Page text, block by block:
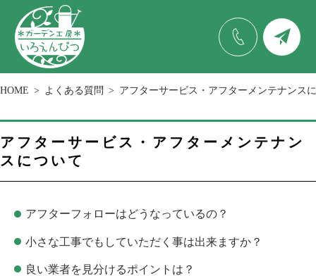
HOME よくある質問 アフターサービス・アフターメンテナンス
アフターサービス・アフターメンテナン
スについて
アフターフォローはどうなっているの？
小さな工事でもしていただく事は出来ますか？
良い業者を見分けるポイントは？